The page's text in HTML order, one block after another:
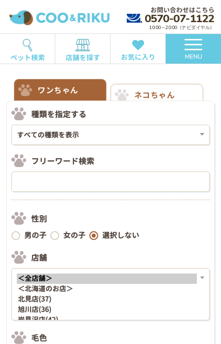
お問い合わせはこちら
0570-07-1122
10:00～20:00（ナビダイヤル）
ペット検索 店舗を探す お気に入り MENU
ワンちゃん
ネコちゃん
種類を指定する
フリーワード検索
性別
男の子 女の子 選択しない
店舗
毛色